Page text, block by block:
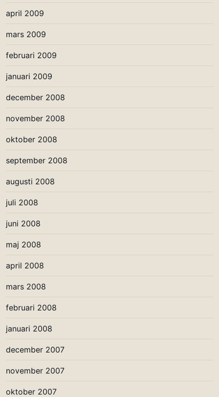
april 2009
mars 2009
februari 2009
januari 2009
december 2008
november 2008
oktober 2008
september 2008
augusti 2008
juli 2008
juni 2008
maj 2008
april 2008
mars 2008
februari 2008
januari 2008
december 2007
november 2007
oktober 2007